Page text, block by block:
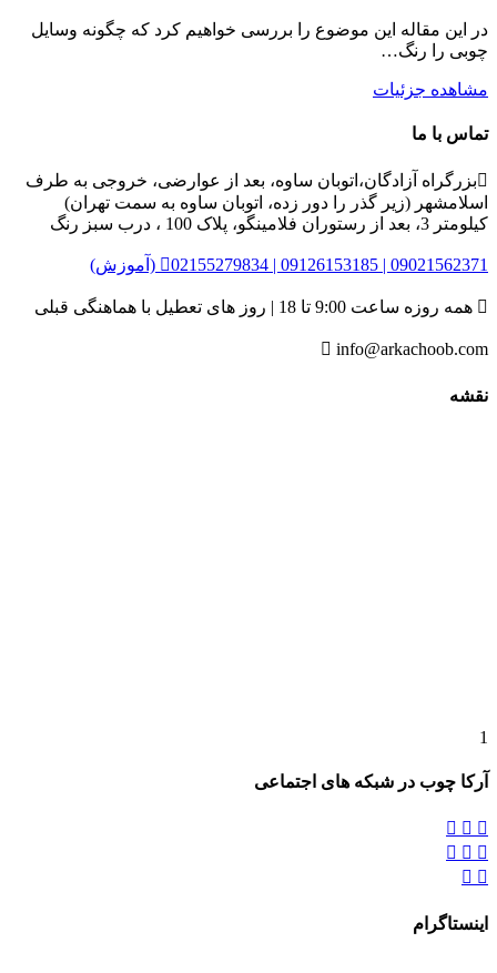
در این مقاله این موضوع را بررسی خواهیم کرد که چگونه وسایل
چوبی را رنگ…
مشاهده جزئیات
تماس با ما
بزرگراه آزادگان،اتوبان ساوه، بعد از عوارضی، خروجی به طرف
اسلامشهر (زیر گذر را دور زده، اتوبان ساوه به سمت تهران)
کیلومتر 3، بعد از رستوران فلامینگو، پلاک 100 ، درب سبز رنگ
02155279834 | 09126153185 | 09021562371 (آموزش)
 همه روزه ساعت 9:00 تا 18 | روز های تعطیل با هماهنگی قبلی
 info@arkachoob.com
نقشه
1
آرکا چوب در شبکه های اجتماعی
  
  
 
اینستاگرام